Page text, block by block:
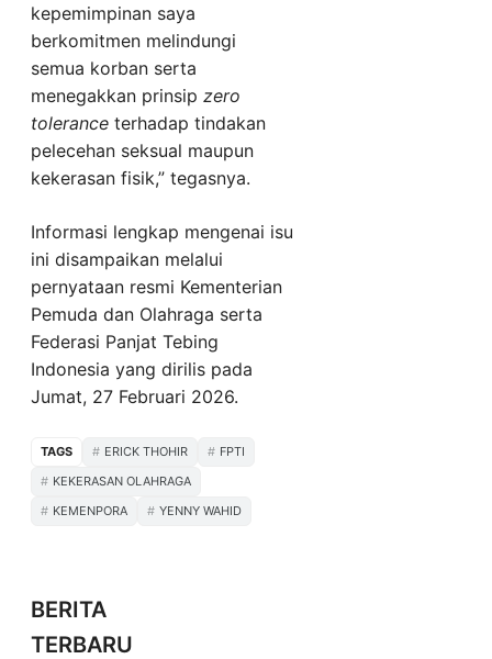
kepemimpinan saya
berkomitmen melindungi
semua korban serta
menegakkan prinsip zero
tolerance terhadap tindakan
pelecehan seksual maupun
kekerasan fisik,” tegasnya.
Informasi lengkap mengenai isu
ini disampaikan melalui
pernyataan resmi Kementerian
Pemuda dan Olahraga serta
Federasi Panjat Tebing
Indonesia yang dirilis pada
Jumat, 27 Februari 2026.
TAGS ERICK THOHIR
FPTI
KEKERASAN OLAHRAGA
KEMENPORA
YENNY WAHID
BERITA
TERBARU